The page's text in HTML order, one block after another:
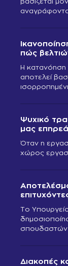
πώς
Η κατανόηση
αποτελεί
Ψυχικό
μας
Όταν η
χώρος
Το Υπουργείο
σπουδαστών
Διακοπές